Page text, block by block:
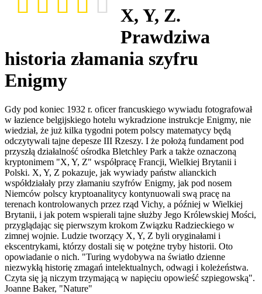
X, Y, Z.
Prawdziwa
historia złamania szyfru
Enigmy
Gdy pod koniec 1932 r. oficer francuskiego wywiadu fotografował
w łazience belgijskiego hotelu wykradzione instrukcje Enigmy, nie
wiedział, że już kilka tygodni potem polscy matematycy będą
odczytywali tajne depesze III Rzeszy. I że położą fundament pod
przyszłą działalność ośrodka Bletchley Park a także oznaczoną
kryptonimem "X, Y, Z" współpracę Francji, Wielkiej Brytanii i
Polski. X, Y, Z pokazuje, jak wywiady państw alianckich
współdziałały przy złamaniu szyfrów Enigmy, jak pod nosem
Niemców polscy kryptoanalitycy kontynuowali swą pracę na
terenach kontrolowanych przez rząd Vichy, a później w Wielkiej
Brytanii, i jak potem wspierali tajne służby Jego Królewskiej Mości,
przyglądając się pierwszym krokom Związku Radzieckiego w
zimnej wojnie. Ludzie tworzący X, Y, Z byli oryginałami i
ekscentrykami, którzy dostali się w potężne tryby historii. Oto
opowiadanie o nich. "Turing wydobywa na światło dzienne
niezwykłą historię zmagań intelektualnych, odwagi i koleżeństwa.
Czyta się ją niczym trzymającą w napięciu opowieść szpiegowską".
Joanne Baker, "Nature"